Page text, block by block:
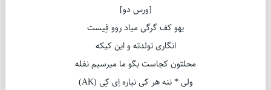
[ورس دو]
یهو کف گرگی میاد روو فِیست
انگاری تولدته و این کیکه
محلتون کجاست بگو ما میرسیم نفله
ولی * ننه هر کی نیاره اِی کِی (AK)